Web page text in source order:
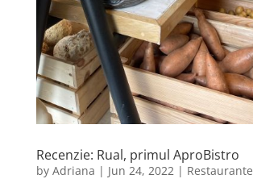
Recenzie: Rual, primul AproBistro
by Adriana | Jun 24, 2022| Restaurante